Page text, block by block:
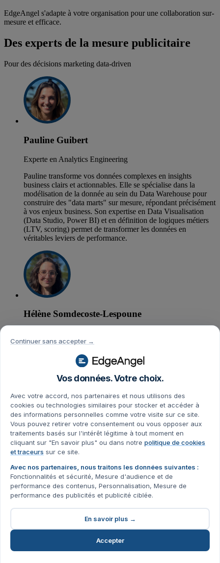
EdgeAngel s'adapte à votre organisation pour une collaboration sur-
mesure et efficace.
Des experts de la mesure publicitaire
Pour des décisions marketing data-driven
Pauline Guibert
Experte en Analytics Engineering
Pauline transforme vos données complexes en insights
business clairs et actionnables. Elle se spécialise dans la
modélisation de la donnée au sein du Data Warehouse pour
construire des "data marts" sur mesure, répondant précisément
à vos enjeux business. Son expertise en Data Visualisation
(Data Studio, Power BI) et en définition de logiques métiers
(LTV, scoring) permet de transformer les données en
véritables leviers de performance.
Hélène Somdecoste-Lespoune
(Kiloutou), de Lead Generation et du Gaming pour dominer
leur marché grâce à une collecte de données optimisée et des
dashboards ultra-performants. Son expertise en analyses CRO
leviers de conversion. Avec des solutions de tracking mobile
comme Firebase et Piano Analytics, Hélène convertit les
données en stratégies marketing qui font la différence.
Vos outils de mesure avancée
BigQuery ML, Tests Incrémentaux, MMM
Google Meridian (MMM)
Framework open source de Google pour le Marketing Mix
Modeling, basé sur l'inférence causale bayésienne.
Continuer sans accepter →
Vos données. Votre choix.
Avec votre accord, nos partenaires et nous utilisons des
cookies ou technologies similaires pour stocker et accéder à
des informations personnelles comme votre visite sur ce site.
Vous pouvez retirer votre consentement ou vous opposer aux
traitements basés sur l'intérêt légitime à tout moment en
cliquant sur "En savoir plus" ou dans notre politique de cookies
et traceurs sur ce site.
Avec nos partenaires, nous traitons les données suivantes :
Fonctionnalités et sécurité, Mesure d'audience et de
performance des contenus, Personnalisation, Mesure de
performance des publicités et publicité ciblée.
En savoir plus →
Accepter